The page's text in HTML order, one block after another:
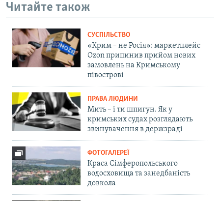
Читайте також
СУСПІЛЬСТВО
«Крим – не Росія»: маркетплейс
Ozon припинив прийом нових
замовлень на Кримському
півострові
ПРАВА ЛЮДИНИ
Мить – і ти шпигун. Як у
кримських судах розглядають
звинувачення в держзраді
ФОТОГАЛЕРЕЇ
Краса Сімферопольського
водосховища та занедбаність
довкола